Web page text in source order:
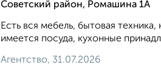
Советский район, Ромашина 1А
Есть вся мебель, бытовая
имеется посуда, кухонные
Агентство, 31.07.2026